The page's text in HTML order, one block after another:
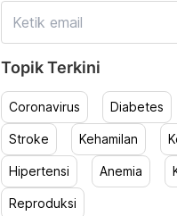
Topik Terkini
Coronavirus Diabetes
Stroke Kehamilan
Hipertensi Anemia
Reproduksi